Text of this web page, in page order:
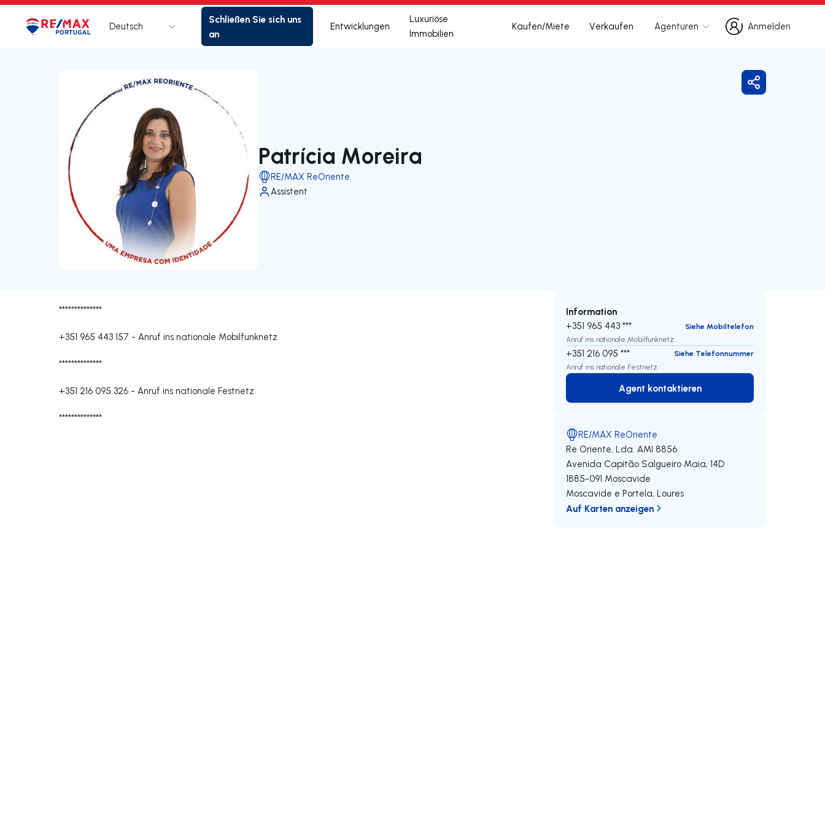
Logo Zur Startseite
Deutsch
Schließen Sie sich uns
an
Entwicklungen
Luxuriöse
Immobilien
Kaufen/Miete Verkaufen Agenturen
Anmelden
Anmelden
Patrícia Moreira
RE/MAX ReOriente
Assistent
Freigeben
**************
+351 965 443 157 - Anruf ins nationale Mobilfunknetz
**************
+351 216 095 326 - Anruf ins nationale Festnetz
**************
Information
+351 965 443 ***
Siehe Mobiltelefon
Anruf ins nationale Mobilfunknetz
+351 216 095 ***
Siehe Telefonnummer
Anruf ins nationale Festnetz
Agent kontaktieren
Agent kontaktieren
RE/MAX ReOriente
Re Oriente, Lda. AMI 8856
Avenida Capitão Salgueiro Maia, 14D
1885-091 Moscavide
Moscavide e Portela,Loures
Auf Karten anzeigen